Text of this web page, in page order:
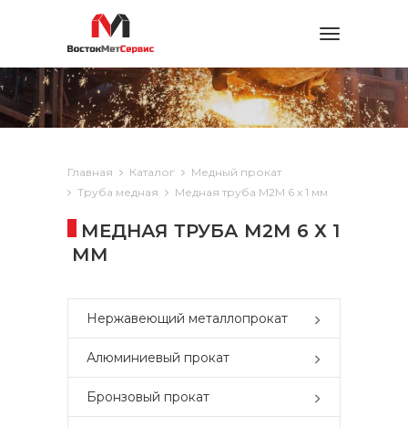
Toggle
Главная Каталог
Медный прокат
Труба медная
Медная труба М2М 6 х 1 мм
МЕДНАЯ ТРУБА М2М 6 Х 1
ММ
Нержавеющий металлопрокат
Алюминиевый прокат
Бронзовый прокат